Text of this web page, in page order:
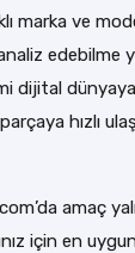
marka ve
edebilme
dijital
hızlı
amaç
için en